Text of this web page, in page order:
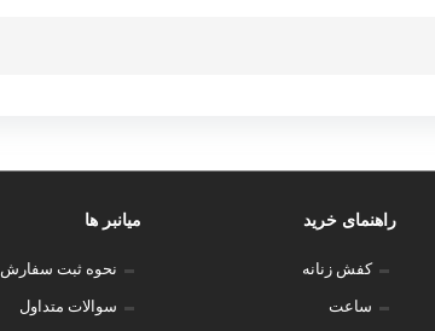
راهنمای خرید
کفش زنانه
ساعت
میانبر ها
نحوه ثبت سفارش
سوالات متداول